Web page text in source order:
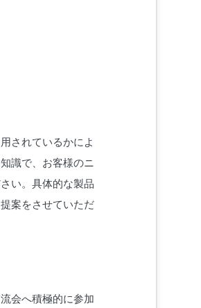
されているかによ
識で、お客様のニ
い。具体的な製品
案をさせていただ
会へ積極的に参加